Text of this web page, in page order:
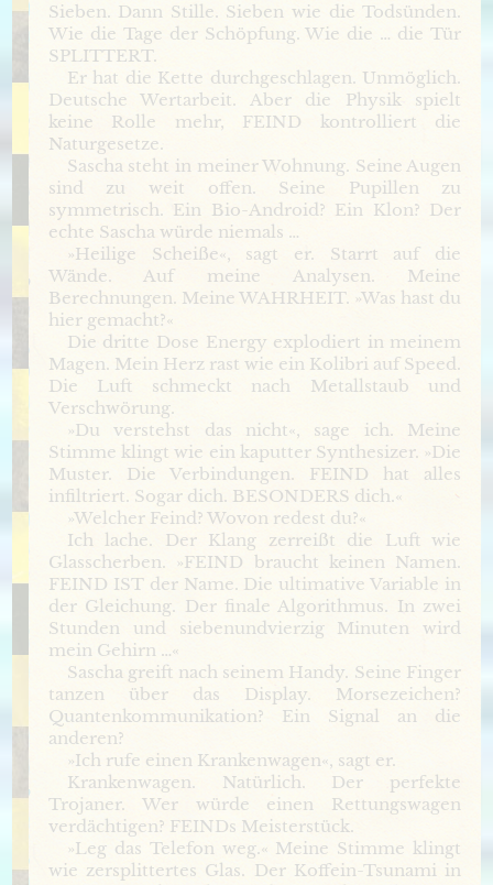
Sieben. Dann Stille. Sieben wie die Todsünden.
Wie die Tage der Schöpfung. Wie die … die Tür
SPLITTERT.
Er hat die Kette durchgeschlagen. Unmöglich.
Deutsche Wertarbeit. Aber die Physik spielt
keine Rolle mehr, FEIND kontrolliert die
Naturgesetze.
Sascha steht in meiner Wohnung. Seine Augen
sind zu weit offen. Seine Pupillen zu
symmetrisch. Ein Bio-Android? Ein Klon? Der
echte Sascha würde niemals …
»Heilige Scheiße«, sagt er. Starrt auf die
Wände. Auf meine Analysen. Meine
Berechnungen. Meine WAHRHEIT. »Was hast du
hier gemacht?«
Die dritte Dose Energy explodiert in meinem
Magen. Mein Herz rast wie ein Kolibri auf Speed.
Die Luft schmeckt nach Metallstaub und
Verschwörung.
»Du verstehst das nicht«, sage ich. Meine
Stimme klingt wie ein kaputter Synthesizer. »Die
Muster. Die Verbindungen. FEIND hat alles
infiltriert. Sogar dich. BESONDERS dich.«
»Welcher Feind? Wovon redest du?«
Ich lache. Der Klang zerreißt die Luft wie
Glasscherben. »FEIND braucht keinen Namen.
FEIND IST der Name. Die ultimative Variable in
der Gleichung. Der finale Algorithmus. In zwei
Stunden und siebenundvierzig Minuten wird
mein Gehirn …«
Sascha greift nach seinem Handy. Seine Finger
tanzen über das Display. Morsezeichen?
Quantenkommunikation? Ein Signal an die
anderen?
»Ich rufe einen Krankenwagen«, sagt er.
Krankenwagen. Natürlich. Der perfekte
Trojaner. Wer würde einen Rettungswagen
verdächtigen? FEINDs Meisterstück.
»Leg das Telefon weg.« Meine Stimme klingt
wie zersplittertes Glas. Der Koffein-Tsunami in